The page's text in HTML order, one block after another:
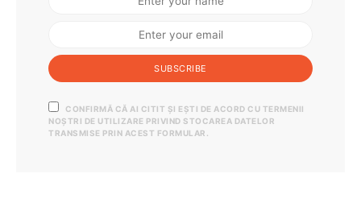
SUBSCRIBE
CONFIRMĂ CĂ AI CITIT ȘI EȘTI DE ACORD CU TERMENII
NOȘTRI DE UTILIZARE PRIVIND STOCAREA DATELOR
TRANSMISE PRIN ACEST FORMULAR.